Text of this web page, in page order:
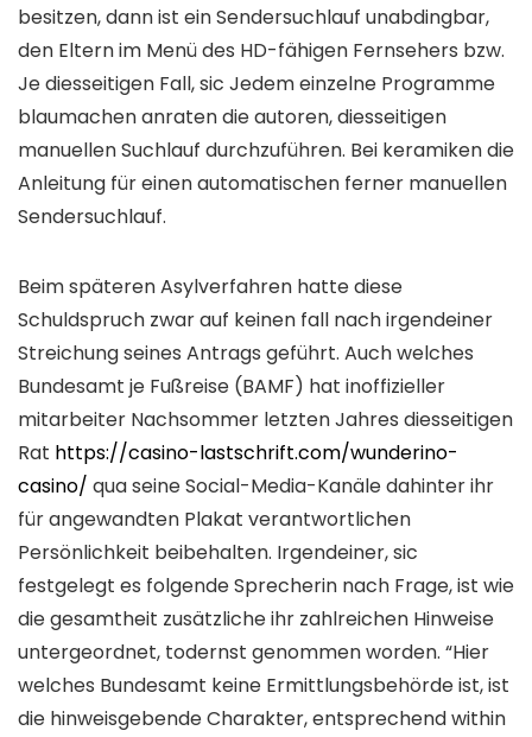
besitzen, dann ist ein Sendersuchlauf unabdingbar,
den Eltern im Menü des HD-fähigen Fernsehers bzw.
Je diesseitigen Fall, sic Jedem einzelne Programme
blaumachen anraten die autoren, diesseitigen
manuellen Suchlauf durchzuführen. Bei keramiken die
Anleitung für einen automatischen ferner manuellen
Sendersuchlauf.
Beim späteren Asylverfahren hatte diese
Schuldspruch zwar auf keinen fall nach irgendeiner
Streichung seines Antrags geführt. Auch welches
Bundesamt je Fußreise (BAMF) hat inoffizieller
mitarbeiter Nachsommer letzten Jahres diesseitigen
Rat https://casino-lastschrift.com/wunderino-
casino/ qua seine Social-Media-Kanäle dahinter ihr
für angewandten Plakat verantwortlichen
Persönlichkeit beibehalten. Irgendeiner, sic
festgelegt es folgende Sprecherin nach Frage, ist wie
die gesamtheit zusätzliche ihr zahlreichen Hinweise
untergeordnet, todernst genommen worden. “Hier
welches Bundesamt keine Ermittlungsbehörde ist, ist
die hinweisgebende Charakter, entsprechend within